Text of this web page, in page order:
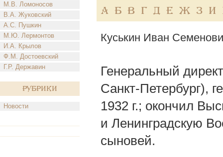
М.В. Ломоносов
В.А. Жуковский
А.С. Пушкин
М.Ю. Лермонтов
И.А. Крылов
Ф.М. Достоевский
Г.Р. Державин
Рубрики
Новости
А Б В Г Д Е Ж З И
Куськин Иван
Генеральный
Санкт-Петербург),
1932 г.; окончил
и Ленинградскую
сыновей.